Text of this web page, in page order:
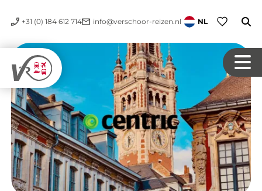
+31 (0) 184 612 714 info@verschoor-reizen.nl NL